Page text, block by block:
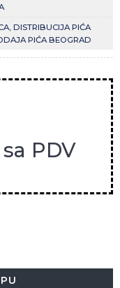
DISTRIBUCIJA PIĆA
PIĆA BEOGRAD
PDV